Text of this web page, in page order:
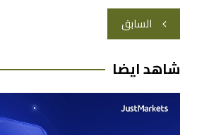
تصفّح
المقالات
السابق
شاهد ايضا